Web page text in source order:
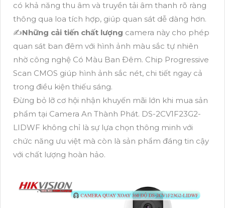
có khả năng thu âm và truyền tải âm thanh rõ ràng
thông qua loa tích hợp, giúp quan sát dễ dàng hơn.
✍️Những cải tiến chất lượng camera này cho phép
quan sát ban đêm với hình ảnh màu sắc tự nhiên
nhờ công nghệ Có Màu Ban Ðêm. Chip Progressive
Scan CMOS giúp hình ảnh sắc nét, chi tiết ngay cả
trong điều kiện thiếu sáng.
Đừng bỏ lỡ cơ hội nhận khuyến mãi lớn khi mua sản
phẩm tại Camera An Thành Phát. DS-2CV1F23G2-
LIDWF không chỉ là sự lựa chọn thông minh với
chức năng ưu việt mà còn là sản phẩm đáng tin cậy
với chất lượng hoàn hảo.